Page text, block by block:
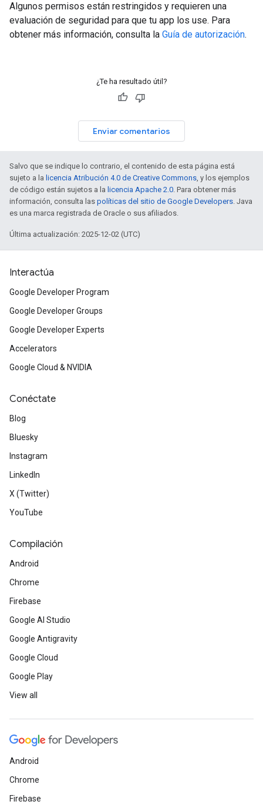
Algunos permisos están restringidos y requieren una
evaluación de seguridad para que tu app los use. Para
obtener más información, consulta la Guía de autorización.
¿Te ha resultado útil?
Enviar comentarios
Salvo que se indique lo contrario, el contenido de esta página está
sujeto a la licencia Atribución 4.0 de Creative Commons, y los ejemplos
de código están sujetos a la licencia Apache 2.0. Para obtener más
información, consulta las políticas del sitio de Google Developers. Java
es una marca registrada de Oracle o sus afiliados.
Última actualización: 2025-12-02 (UTC)
Interactúa
Google Developer Program
Google Developer Groups
Google Developer Experts
Accelerators
Google Cloud & NVIDIA
Conéctate
Blog
Bluesky
Instagram
LinkedIn
X (Twitter)
YouTube
Compilación
Android
Chrome
Firebase
Google AI Studio
Google Antigravity
Google Cloud
Google Play
View all
Android
Chrome
Firebase